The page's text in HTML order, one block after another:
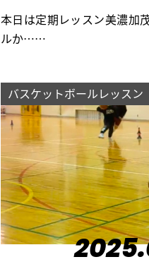
本日は定期レッスン美濃加
ルか……
バスケットボールレッスン